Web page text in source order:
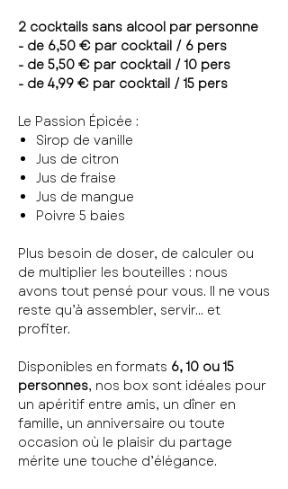
2 cocktails sans alcool par personne
- de 6,50 € par cocktail / 6 pers
- de 5,50 € par cocktail / 10 pers
- de 4,99 € par cocktail / 15 pers
Le Passion Épicée :
Sirop de vanille
Jus de citron
Jus de fraise
Jus de mangue
Poivre 5 baies
Plus besoin de doser, de calculer ou
de multiplier les bouteilles : nous
avons tout pensé pour vous. Il ne vous
reste qu’à assembler, servir… et
profiter.
Disponibles en formats 6, 10 ou 15
personnes, nos box sont idéales pour
un apéritif entre amis, un dîner en
famille, un anniversaire ou toute
occasion où le plaisir du partage
mérite une touche d’élégance.